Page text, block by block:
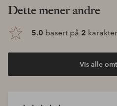
Dette mener andre
5.0 basert på 2
Vis alle